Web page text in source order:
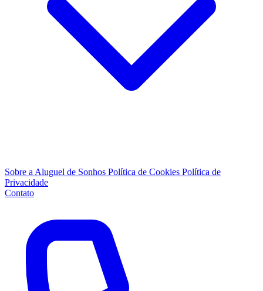
Sobre a Aluguel de Sonhos Política de Cookies Política de
Privacidade
Contato